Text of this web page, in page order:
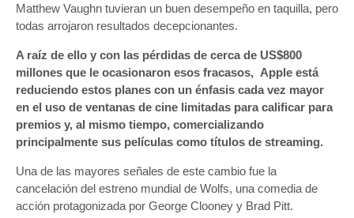
Matthew Vaughn tuvieran un buen desempeño en taquilla, pero
todas arrojaron resultados decepcionantes.
A raíz de ello y con las pérdidas de cerca de US$800
millones que le ocasionaron esos fracasos, Apple está
reduciendo estos planes con un énfasis cada vez mayor
en el uso de ventanas de cine limitadas para calificar para
premios y, al mismo tiempo, comercializando
principalmente sus películas como títulos de streaming.
Una de las mayores señales de este cambio fue la
cancelación del estreno mundial de Wolfs, una comedia de
acción protagonizada por George Clooney y Brad Pitt.